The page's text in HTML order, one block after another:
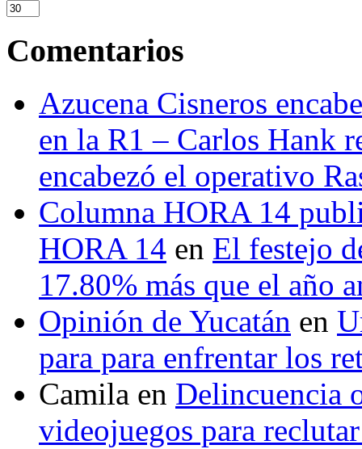
Comentarios
Azucena Cisneros
en la R1 – Carlos Hank
encabezó el operativo
Columna HORA 14
HORA 14 en El festejo
17.80% más que el año
Opinión de Yucatán en
para para enfrentar los
Camila en Delincuencia
videojuegos para